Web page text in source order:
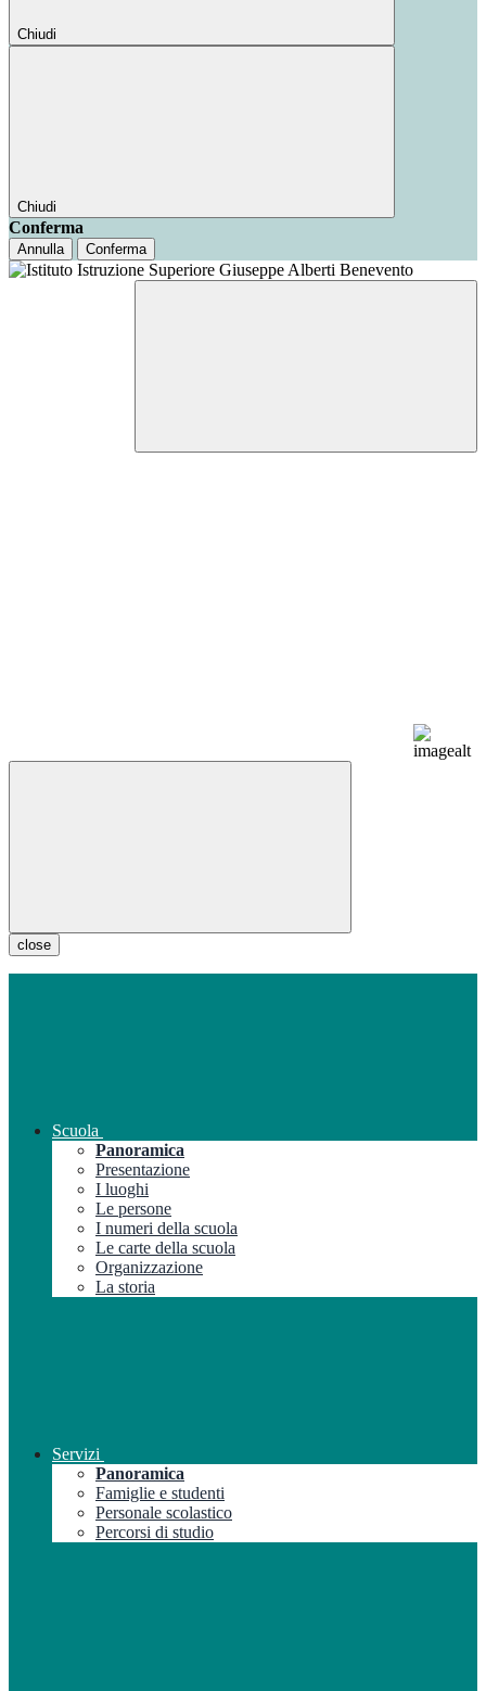
Chiudi
Chiudi
Conferma
Annulla Conferma
close
Scuola
Panoramica
Presentazione
I luoghi
Le persone
I numeri della scuola
Le carte della scuola
Organizzazione
La storia
Servizi
Panoramica
Famiglie e studenti
Personale scolastico
Percorsi di studio